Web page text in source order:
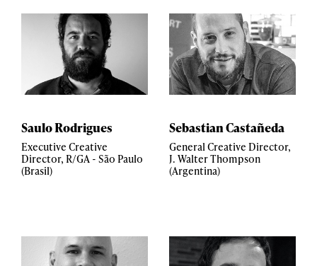
Saulo Rodrigues
Executive Creative
Director, R/GA - São Paulo
(Brasil)
Sebastian Castañeda
General Creative Director,
J. Walter Thompson
(Argentina)